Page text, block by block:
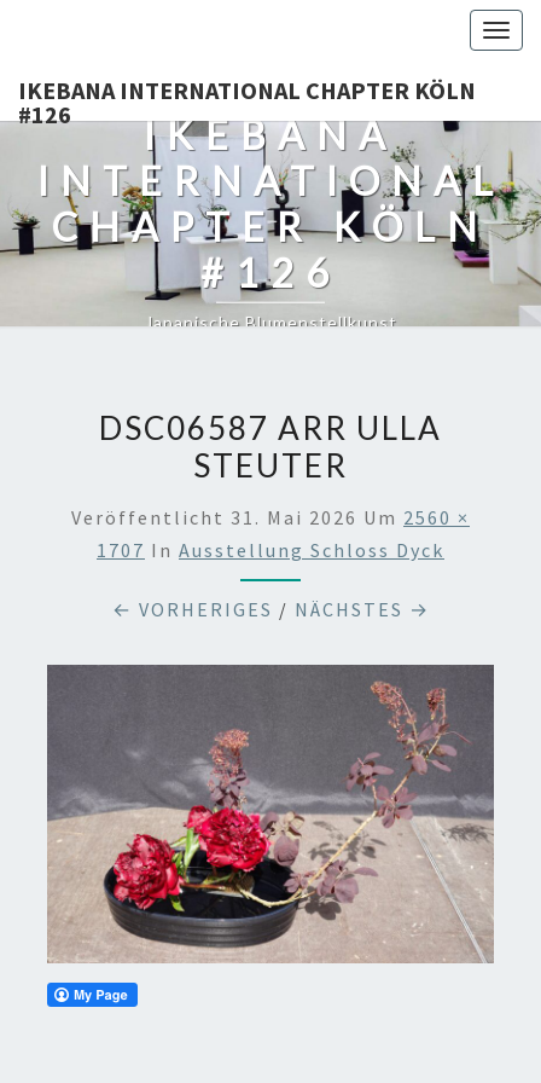
IKEBANA INTERNATIONAL CHAPTER KÖLN
#126
IKEBANA
INTERNATIONAL
CHAPTER KÖLN
#126
Japanische Blumenstellkunst
DSC06587 ARR ULLA
STEUTER
Veröffentlicht 31. Mai 2026 Um 2560 ×
1707 In Ausstellung Schloss Dyck
← VORHERIGES / NÄCHSTES →